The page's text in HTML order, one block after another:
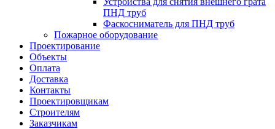
ПНД труб
Фаскосниматель для ПНД труб
Пожарное оборудование
Проектирование
Объекты
Оплата
Доставка
Контакты
Проектировщикам
Строителям
Заказчикам